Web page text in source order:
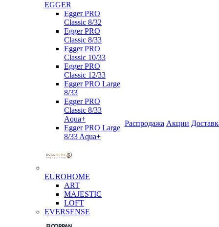
EGGER
Egger PRO
Classic 8/32
Egger PRO
Classic 8/33
Egger PRO
Classic 10/33
Egger PRO
Classic 12/33
Egger PRO Large
8/33
Egger PRO
Classic 8/33
Aqua+
Egger PRO Large
8/33 Aqua+
EUROHOME
ART
MAJESTIC
LOFT
EVERSENSE
Распродажа Акции